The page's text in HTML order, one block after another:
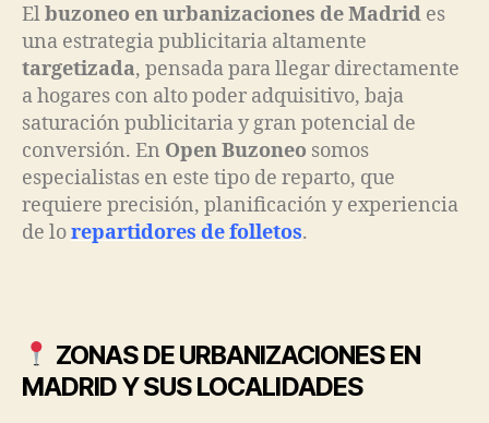
Elbuzoneo en urbanizaciones de Madrid es
una estrategia publicitaria altamente
targetizada, pensada para llegar directamente
a hogares con alto poder adquisitivo, baja
saturación publicitaria y gran potencial de
conversión. En Open Buzoneo somos
especialistas en este tipo de reparto, que
requiere precisión, planificación y experiencia
de lorepartidores de folletos.
ZONAS DE URBANIZACIONES EN
MADRID Y SUS LOCALIDADES